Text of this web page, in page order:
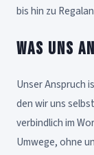
bis hin zu
Was uns
Unser Anspruch
den wir uns
verbindlich im
Umwege, ohne